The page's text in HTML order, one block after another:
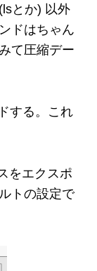
とか) 以外
ドはちゃん
て圧縮デー
する。これ
をエクスポ
トの設定で